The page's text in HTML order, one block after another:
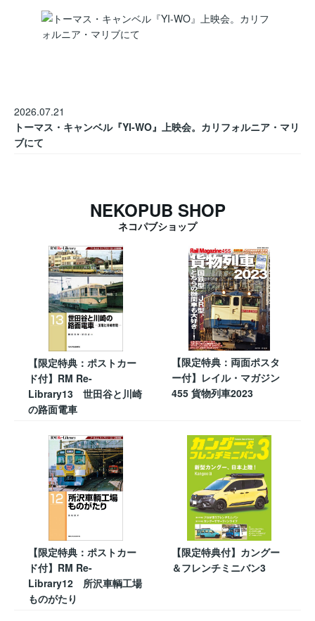
2026.07.21
トーマス・キャンベル『YI-WO』上映会。カリフォルニア・マリ
ブにて
NEKOPUB SHOP
ネコパブショップ
【限定特典：ポストカー
ド付】RM Re-
Library13 世田谷と川崎
の路面電車
【限定特典：両面ポスタ
ー付】レイル・マガジン
455 貨物列車2023
【限定特典：ポストカー
ド付】RM Re-
Library12 所沢車輌工場
ものがたり
【限定特典付】カングー
＆フレンチミニバン3